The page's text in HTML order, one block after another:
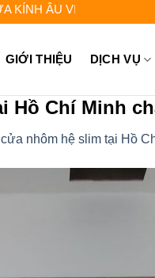
ÂU VIỆT - Liên hệ để
GIỚI THIỆU DỊCH VỤ
Hồ Chí Minh
nhôm hệ slim tại Hồ